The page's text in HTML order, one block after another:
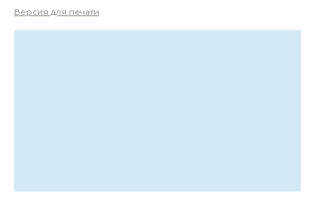
Версия для печати